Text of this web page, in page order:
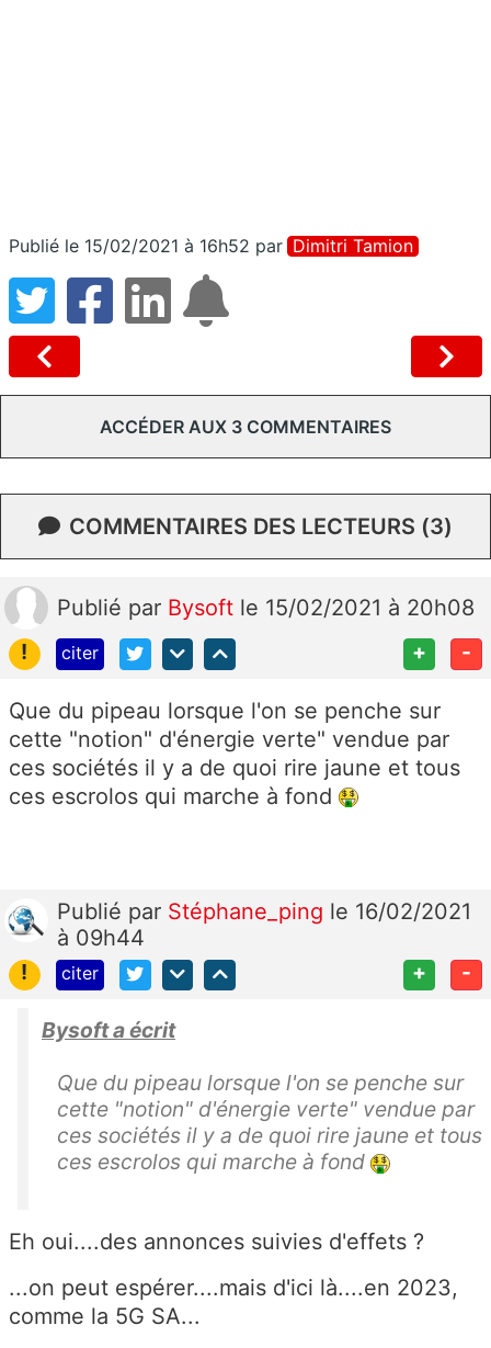
Publié le 15/02/2021 à 16h52 par Dimitri Tamion
ACCÉDER AUX 3 COMMENTAIRES
COMMENTAIRES DES LECTEURS (3)
Publié par Bysoft le 15/02/2021 à 20h08
!
citer + -
Que du pipeau lorsque l'on se penche sur
cette "notion" d'énergie verte" vendue par
ces sociétés il y a de quoi rire jaune et tous
ces escrolos qui marche à fond
Publié par Stéphane_ping le 16/02/2021
à 09h44
!
citer + -
Bysoft a écrit
Que du pipeau lorsque l'on se penche sur
cette "notion" d'énergie verte" vendue par
ces sociétés il y a de quoi rire jaune et tous
ces escrolos qui marche à fond
Eh oui....des annonces suivies d'effets ?
...on peut espérer....mais d'ici là....en 2023,
comme la 5G SA...